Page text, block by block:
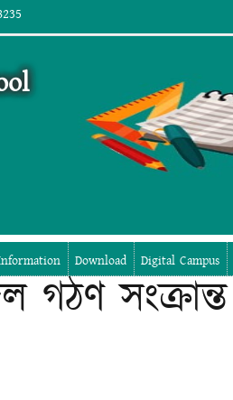
Download Digital Campus
গঠণ সংক্রান্ত